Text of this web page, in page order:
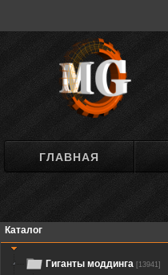
ГЛАВНАЯ
Каталог
Гиганты моддинга [13941]